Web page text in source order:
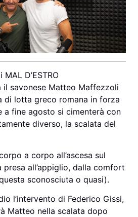
D’ESTRO
il savonese Matteo Maffezzoli
di lotta greco romana in forza
a fine agosto si cimenterà con
diverso, la scalata del
a corpo all’ascesa sul
presa all’appiglio, dalla comfort
sconosciuta o quasi).
l’intervento di Federico Gissi,
Matteo nella scalata dopo